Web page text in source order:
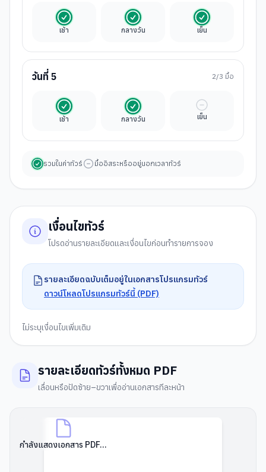
เช้า
รวมในค่าทัวร์
กลางวัน
รวมในค่าทัวร์
เย็น
รวมในค่าทัวร์
วันที่ 5 2/3 มื้อ
เช้า
รวมในค่าทัวร์
กลางวัน
รวมในค่าทัวร์
เย็น
มื้ออิสระ
รวมในค่าทัวร์ มื้ออิสระหรืออยู่นอกเวลาทัวร์
เงื่อนไขทัวร์
โปรดอ่านรายละเอียดและเงื่อนไขก่อนทำรายการจอง
รายละเอียดฉบับเต็มอยู่ในเอกสารโปรแกรมทัวร์
ดาวน์โหลดโปรแกรมทัวร์นี้ (PDF)
ไม่ระบุเงื่อนไขเพิ่มเติม
รายละเอียดทัวร์ทั้งหมด PDF
เลื่อนหรือปัดซ้าย–ขวาเพื่ออ่านเอกสารทีละหน้า
กำลังแสดงเอกสาร PDF...